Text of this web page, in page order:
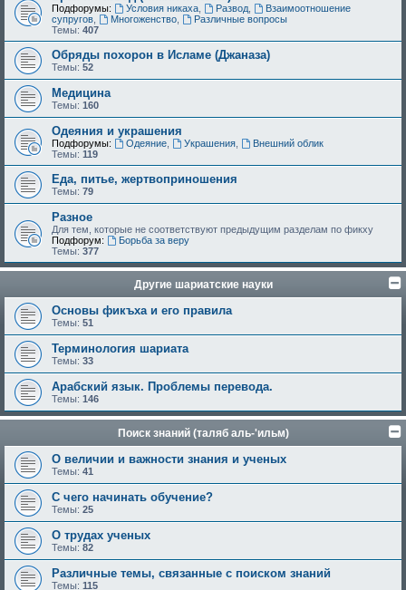
Подфорумы: Условия никаха, Развод,
Взаимоотношение
супругов
Многоженство,
Различные вопросы
Темы: 407
Обряды похорон в Исламе (Джаназа)
Темы: 52
Медицина
Темы: 160
Одеяния и украшения
Подфорумы: Одеяние, Украшения,
Внешний облик
Темы: 119
Еда, питье, жертвоприношения
Темы: 79
Разное
Для тем, которые не соответствуют предыдущим разделам по фикху
Подфорум:
Борьба за веру
Темы: 377
Другие шариатские науки
Основы фикъха и его правила
Темы: 51
Терминология шариата
Темы: 33
Арабский язык. Проблемы перевода.
Темы: 146
Поиск знаний (таляб аль-'ильм)
О величии и важности знания и ученых
Темы: 41
С чего начинать обучение?
Темы: 25
О трудах ученых
Темы: 82
Различные темы, связанные с поиском знаний
Темы: 115